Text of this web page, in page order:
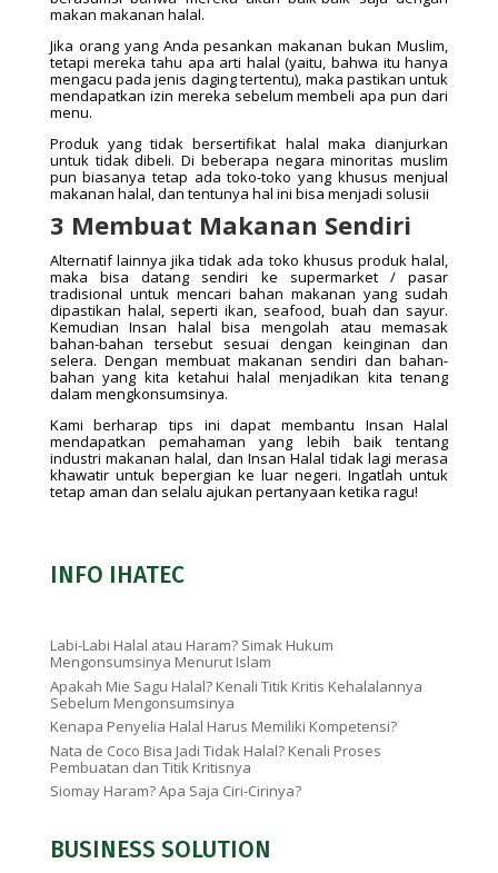
makan makanan halal.
Jika orang yang Anda pesankan makanan bukan Muslim,
tetapi mereka tahu apa arti halal (yaitu, bahwa itu hanya
mengacu pada jenis daging tertentu), maka pastikan untuk
mendapatkan izin mereka sebelum membeli apa pun dari
menu.
Produk yang tidak bersertifikat halal maka dianjurkan
untuk tidak dibeli. Di beberapa negara minoritas muslim
pun biasanya tetap ada toko-toko yang khusus menjual
makanan halal, dan tentunya hal ini bisa menjadi solusii
3 Membuat Makanan Sendiri
Alternatif lainnya jika tidak ada toko khusus produk halal,
maka bisa datang sendiri ke supermarket / pasar
tradisional untuk mencari bahan makanan yang sudah
dipastikan halal, seperti ikan, seafood, buah dan sayur.
Kemudian Insan halal bisa mengolah atau memasak
bahan-bahan tersebut sesuai dengan keinginan dan
selera. Dengan membuat makanan sendiri dan bahan-
bahan yang kita ketahui halal menjadikan kita tenang
dalam mengkonsumsinya.
Kami berharap tips ini dapat membantu Insan Halal
mendapatkan pemahaman yang lebih baik tentang
industri makanan halal, dan Insan Halal tidak lagi merasa
khawatir untuk bepergian ke luar negeri. Ingatlah untuk
tetap aman dan selalu ajukan pertanyaan ketika ragu!
INFO IHATEC
Labi-Labi Halal atau Haram? Simak Hukum
Mengonsumsinya Menurut Islam
Apakah Mie Sagu Halal? Kenali Titik Kritis Kehalalannya
Sebelum Mengonsumsinya
Kenapa Penyelia Halal Harus Memiliki Kompetensi?
Nata de Coco Bisa Jadi Tidak Halal? Kenali Proses
Pembuatan dan Titik Kritisnya
Siomay Haram? Apa Saja Ciri-Cirinya?
BUSINESS SOLUTION